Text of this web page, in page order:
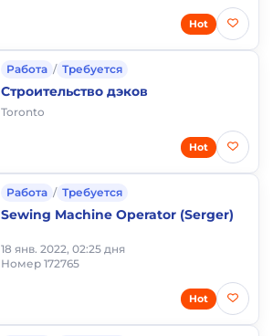
Hot
Работа / Требуется
Строительство дэков
Toronto
Hot
Работа / Требуется
Sewing Machine Operator (Serger)
18 янв. 2022, 02:25 дня
Номер 172765
Hot